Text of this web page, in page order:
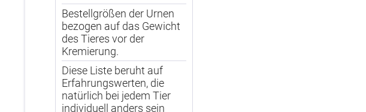
Bestellgrößen der Urnen
bezogen auf das Gewicht
des Tieres vor der
Kremierung.
Diese Liste beruht auf
Erfahrungswerten, die
natürlich bei jedem Tier
individuell anders sein